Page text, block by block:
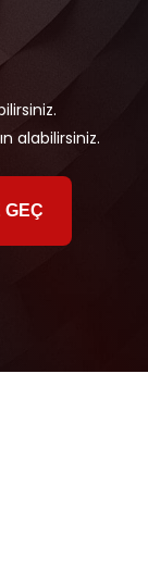
alabilirsiniz.
GEÇ